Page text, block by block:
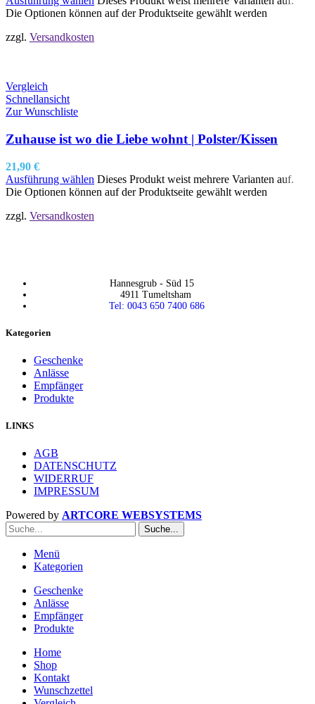
Die Optionen können auf der Produktseite gewählt werden
zzgl. Versandkosten
Vergleich
Schnellansicht
Zur Wunschliste
Zuhause ist wo die Liebe wohnt | Polster/Kissen
21,90 €
Ausführung wählen Dieses Produkt weist mehrere Varianten auf.
Die Optionen können auf der Produktseite gewählt werden
zzgl. Versandkosten
Hannesgrub - Süd 15
4911 Tumeltsham
Tel: 0043 650 7400 686
Kategorien
Geschenke
Anlässe
Empfänger
Produkte
LINKS
AGB
DATENSCHUTZ
WIDERRUF
IMPRESSUM
Powered by ARTCORE WEBSYSTEMS
Suche...
Menü
Kategorien
Geschenke
Anlässe
Empfänger
Produkte
Home
Shop
Kontakt
Wunschzettel